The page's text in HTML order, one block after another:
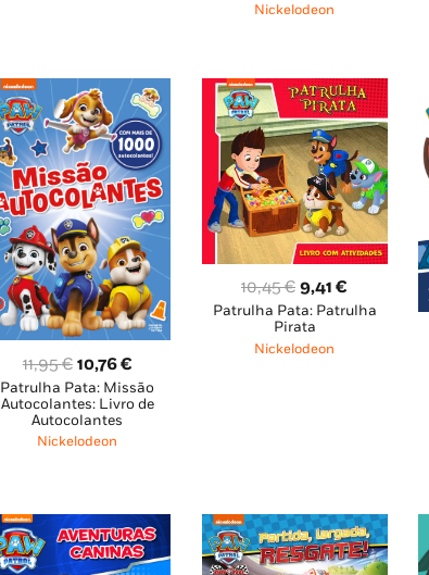
era:
Nickelodeon
11,95€ O
preço
original
era:
10,76€O
preço
atual
Patrulha Pata: Missão
Autocolantes: Livro de
Autocolantes
Nickelodeon
10,45€ O
preço
original
9,41€
preço
Patrulha Pata: Patrulha
Pirata
Nickelodeon